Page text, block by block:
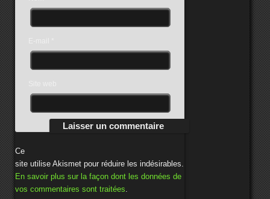
Ce
site utilise Akismet pour réduire les indésirables.
En savoir plus sur la façon dont les données de
vos commentaires sont traitées